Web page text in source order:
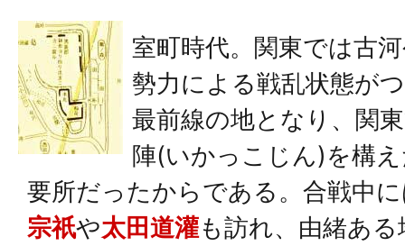
室町時代。関東では古
勢力による戦乱状態が
最前線の地となり、関
陣(いかっこじん)を構
要所だったからである。合戦中
宗祇や太田道灌も訪れ、由緒あ